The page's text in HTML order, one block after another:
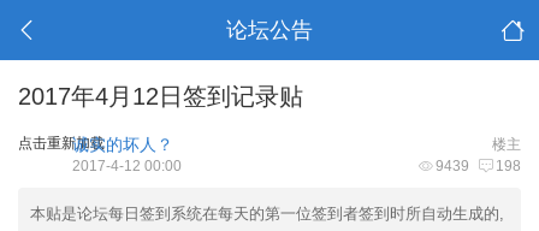
论坛公告
2017年4月12日签到记录贴
点击重新加载 楼主
诚实的坏人？
9439 198
2017-4-12 00:00
本贴是论坛每日签到系统在每天的第一位签到者签到时所自动生成的,